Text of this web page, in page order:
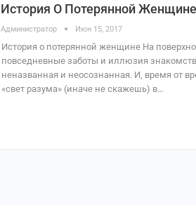
История О Потерянной Женщине
Администратор Июн 15, 2017
История о потерянной женщине На
повседневные заботы и иллюзия
неназванная и неосознанная. И, время от
«свет разума» (иначе не скажешь) в…